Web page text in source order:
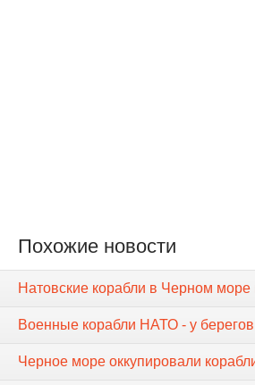
Похожие новости
Натовские корабли в Черном
Военные корабли НАТО - у берегов
Черное море оккупировали